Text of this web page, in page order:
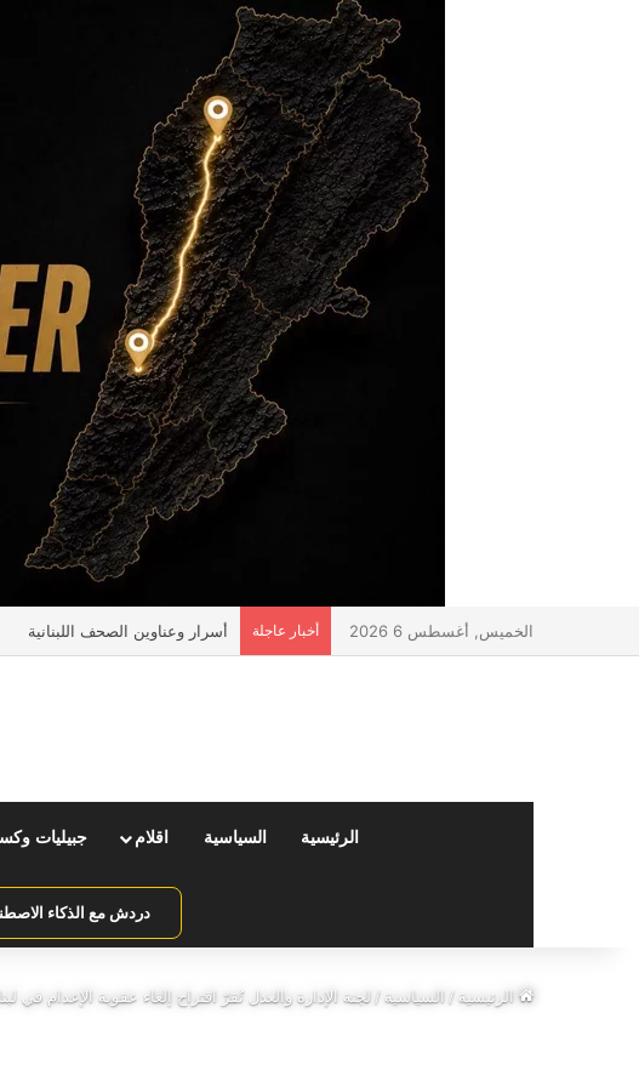
الخميس, أغسطس 6 2026 أخبار عاجلة أسرار وعناوين الصحف اللبنانية
الرئيسية السياسية اقلام جبيليات
دردش مع الذكاء
الرئيسية/ السياسية/لجنة الإدارة والعدل تُقرّ اقتراح إلغاء عقوبة الإعدام في